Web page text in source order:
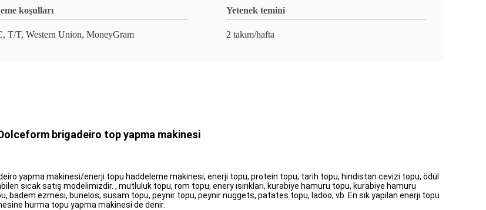
koşulları
T/T, Western Union, MoneyGram
Yetenek temini
2 takım/hafta
brigadeiro top yapma makinesi
yapma makinesi/enerji topu haddeleme makinesi, enerji topu, protein topu, tarih topu, hindistan cevizi topu, ödül
sıcak satış modelimizdir. , mutluluk topu, rom topu, enery ısırıkları, kurabiye hamuru topu, kurabiye hamuru
badem ezmesi, bunelos, susam topu, peynir topu, peynir nuggets, patates topu, ladoo, vb. En sık yapılan enerji topu
hurma topu yapma makinesi de denir.